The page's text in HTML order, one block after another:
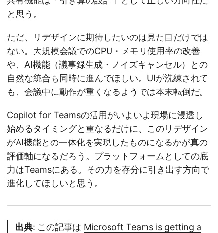
と思う。
ただ、リデザインに期待したいのは見た目だけでは
ない。大規模会議でのCPU・メモリ使用率の改善
や、AI機能（議事録生成・ノイズキャンセル）との
自然な統合も同時に進んでほしい。UIが洗練されて
も、会議中に動作が重くなるようでは本末転倒だ。
Copilot for Teamsの活用がいよいよ現場に浸透し
始めるタイミングと重なるだけに、このリデザイン
がAI機能との一体化を実現したものになるかが真の
評価軸になるだろう。プラットフォームとしての底
力はTeamsにある。その力を存分に引き出す方向で
進化してほしいと思う。
出典: この記事は Microsoft Teams is getting a